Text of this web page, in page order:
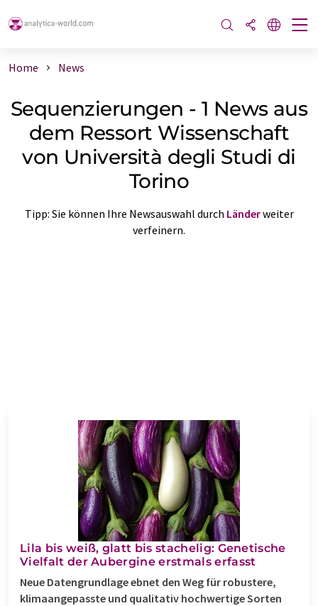
Home News
Sequenzierungen - 1 News aus
dem Ressort Wissenschaft
von Università degli Studi di
Torino
Tipp: Sie können Ihre Newsauswahl durch Länderweiter
verfeinern.
Lila bis weiß, glatt bis stachelig: Genetische
Vielfalt der Aubergine erstmals erfasst
Neue Datengrundlage ebnet den Weg für robustere,
klimaangepasste und qualitativ hochwertige Sorten